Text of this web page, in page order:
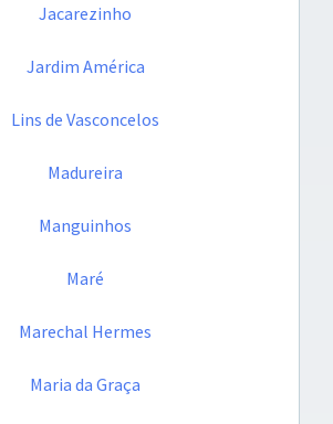
Jacarezinho
Jardim América
Lins de Vasconcelos
Madureira
Manguinhos
Maré
Marechal Hermes
Maria da Graça